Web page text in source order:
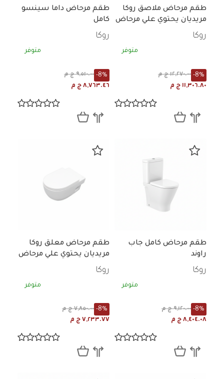
طقم مرحاض ملاصق روكا
مريديان يحتوي علي مرحاض
- سيديلي - خزان ابيض
روكا
متوفر
١٢,٢٧٠.٠٠ ج م -8%
١١,٣٠٦.٨٠ ج م
طقم مرحاض داما سينسو
كامل
روكا
متوفر
٩,٥١٠.٠٠ ج م -8%
٨,٧٦٣.٤٦ ج م
طقم مرحاض كامل جاب
راوند
روكا
متوفر
٩,١٢٠.٠٠ ج م -8%
٨,٤٠٤.٠٨ ج م
طقم مرحاض معلق روكا
مريديان يحتوي علي مرحاض
- سيديلي ابيض
روكا
متوفر
٧,٨٥٠.٠٠ ج م -8%
٧,٢٣٣.٧٧ ج م